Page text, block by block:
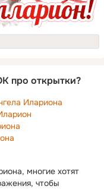
про открытки?
Илариона
многие хотят
чтобы